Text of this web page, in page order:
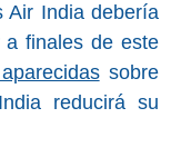
Air India debería
a finales de este
sobre
reducirá su